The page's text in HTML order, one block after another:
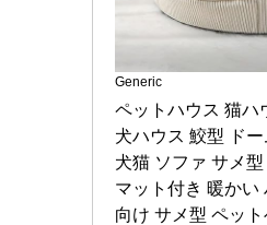
Generic
ペットハウス 猫ハ
犬ハウス 鮫型 ド
犬猫 ソファ サメ
マット付き 暖かい
向け サメ型 ペッ